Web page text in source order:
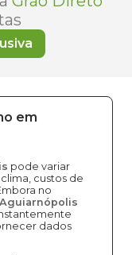
em
pode variar
custos de
no
dados